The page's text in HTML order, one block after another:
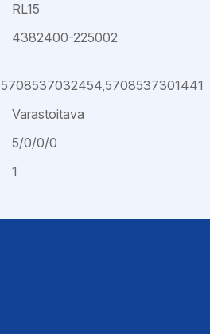
RL15
4382400-225002
5708537032454,5708537301441
Varastoitava
5/0/0/0
1